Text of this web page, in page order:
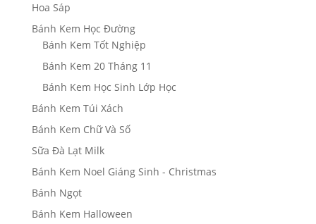
Hoa Sáp
Bánh Kem Học Đường
Bánh Kem Tốt Nghiệp
Bánh Kem 20 Tháng 11
Bánh Kem Học Sinh Lớp Học
Bánh Kem Túi Xách
Bánh Kem Chữ Và Số
Sữa Đà Lạt Milk
Bánh Kem Noel Giáng Sinh - Christmas
Bánh Ngọt
Bánh Kem Halloween